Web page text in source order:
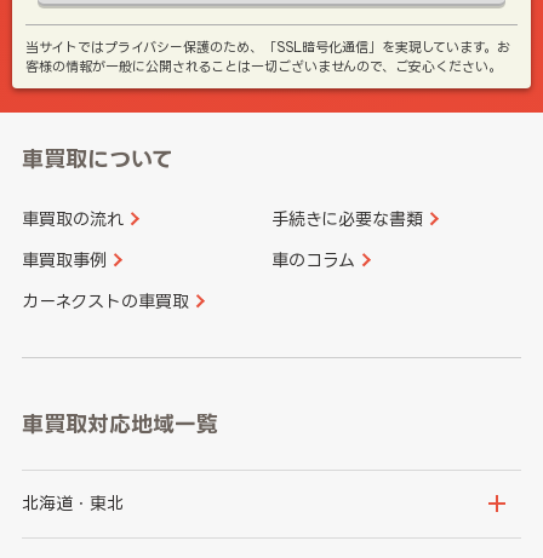
当サイトではプライバシー保護のため、「SSL暗号化通信」を実現しています。お
客様の情報が一般に公開されることは一切ございませんので、ご安心ください。
車買取について
車買取の流れ 手続きに必要な書類
車買取事例 車のコラム
カーネクストの車買取
車買取対応地域一覧
北海道・東北